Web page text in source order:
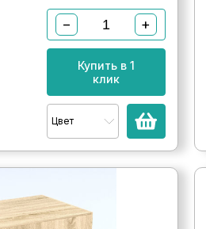
− +
Купить в 1
клик
Цвет